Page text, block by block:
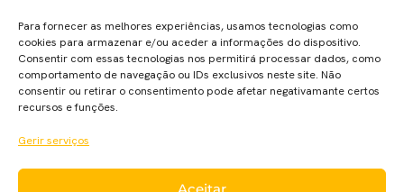
Para fornecer as melhores experiências, usamos tecnologias como
cookies para armazenar e/ou aceder a informações do dispositivo.
Consentir com essas tecnologias nos permitirá processar dados, como
comportamento de navegação ou IDs exclusivos neste site. Não
consentir ou retirar o consentimento pode afetar negativamante certos
recursos e funções.
Gerir serviços
Aceitar